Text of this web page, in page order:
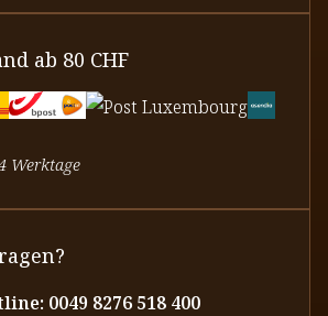
ab 80 CHF
Werktage
0049 8276 518 400